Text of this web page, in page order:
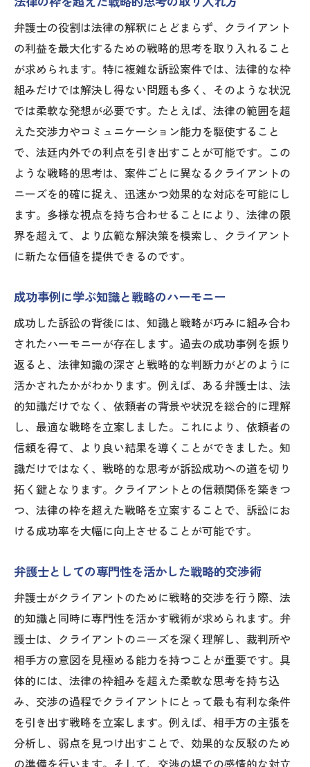
弁護士の役割は法律の解釈にとどまらず、クライアント
の利益を最大化するための戦略的思考を取り入れること
が求められます。特に複雑な訴訟案件では、法律的な枠
組みだけでは解決し得ない問題も多く、そのような状況
では柔軟な発想が必要です。たとえば、法律の範囲を超
えた交渉力やコミュニケーション能力を駆使すること
で、法廷内外での利点を引き出すことが可能です。この
ような戦略的思考は、案件ごとに異なるクライアントの
ニーズを的確に捉え、迅速かつ効果的な対応を可能にし
ます。多様な視点を持ち合わせることにより、法律の限
界を超えて、より広範な解決策を模索し、クライアント
に新たな価値を提供できるのです。
成功事例に学ぶ知識と戦略のハーモニー
成功した訴訟の背後には、知識と戦略が巧みに組み合わ
されたハーモニーが存在します。過去の成功事例を振り
返ると、法律知識の深さと戦略的な判断力がどのように
活かされたかがわかります。例えば、ある弁護士は、法
的知識だけでなく、依頼者の背景や状況を総合的に理解
し、最適な戦略を立案しました。これにより、依頼者の
信頼を得て、より良い結果を導くことができました。知
識だけではなく、戦略的な思考が訴訟成功への道を切り
拓く鍵となります。クライアントとの信頼関係を築きつ
つ、法律の枠を超えた戦略を立案することで、訴訟にお
ける成功率を大幅に向上させることが可能です。
弁護士としての専門性を活かした戦略的交渉術
弁護士がクライアントのために戦略的交渉を行う際、法
的知識と同時に専門性を活かす戦術が求められます。弁
護士は、クライアントのニーズを深く理解し、裁判所や
相手方の意図を見極める能力を持つことが重要です。具
体的には、法律の枠組みを超えた柔軟な思考を持ち込
み、交渉の過程でクライアントにとって最も有利な条件
を引き出す戦略を立案します。例えば、相手方の主張を
分析し、弱点を見つけ出すことで、効果的な反駁のため
の準備を行います。そして、交渉の場での感情的な対立